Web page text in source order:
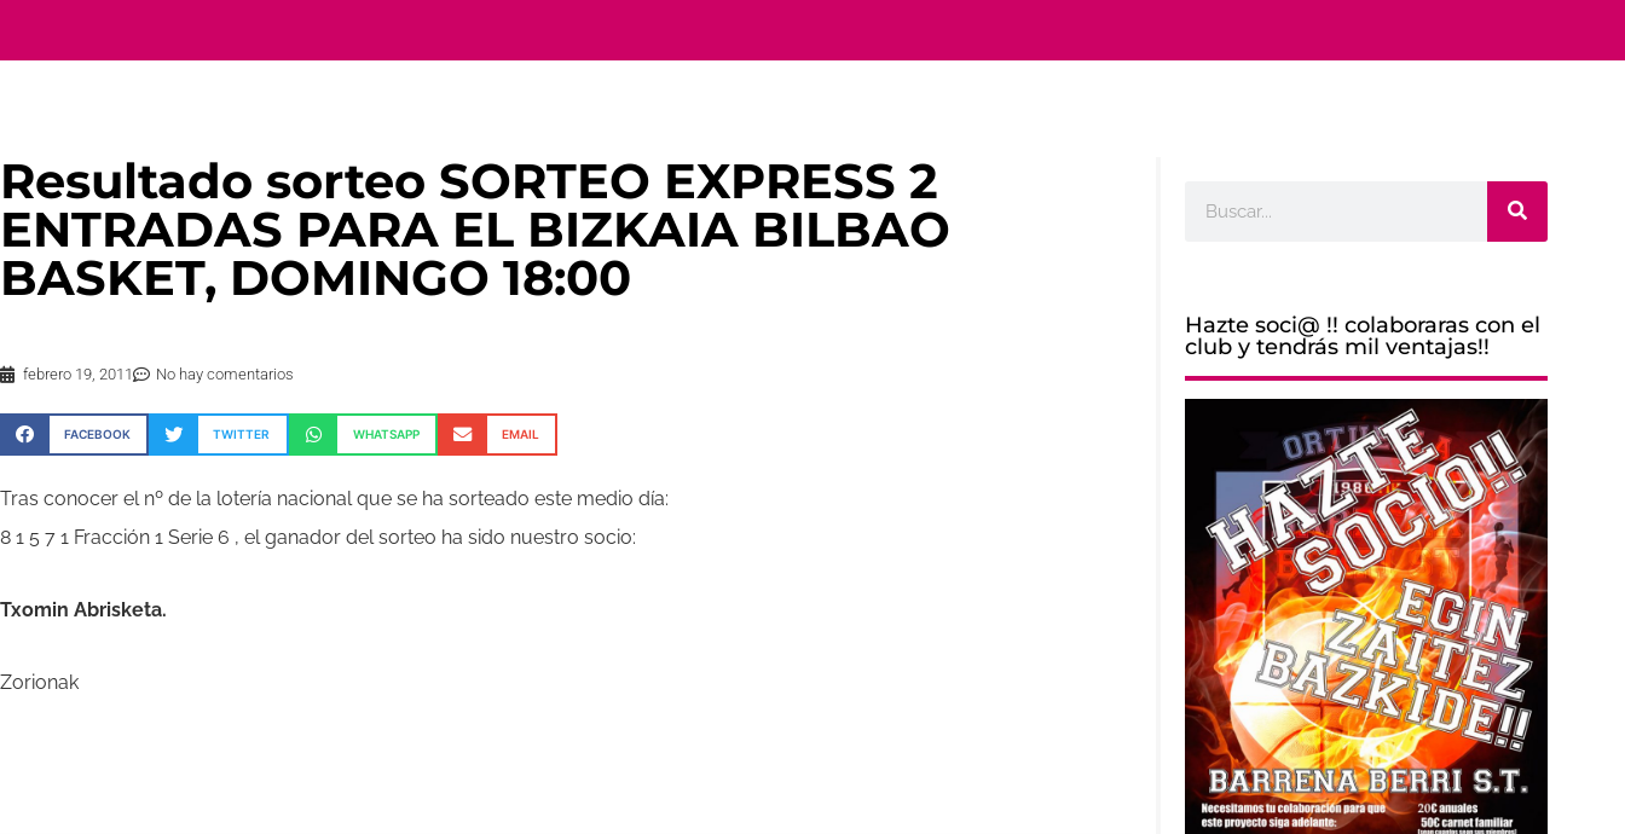
Resultado sorteo SORTEO EXPRESS 2
ENTRADAS PARA EL BIZKAIA BILBAO
BASKET, DOMINGO 18:00
febrero 19, 2011 No hay comentarios
FACEBOOK TWITTER WHATSAPP EMAIL
Tras conocer el nº de la lotería nacional que se ha sorteado este medio día:
8 1 5 7 1 Fracción 1 Serie 6 , el ganador del sorteo ha sido nuestro socio:
Txomin Abrisketa.
Zorionak
Hazte soci@ !! colaboraras con el
club y tendrás mil ventajas!!